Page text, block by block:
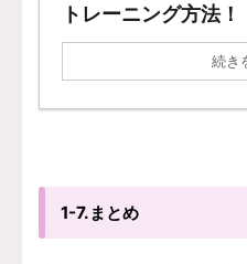
トレーニング方法！
続き
1-7.まとめ